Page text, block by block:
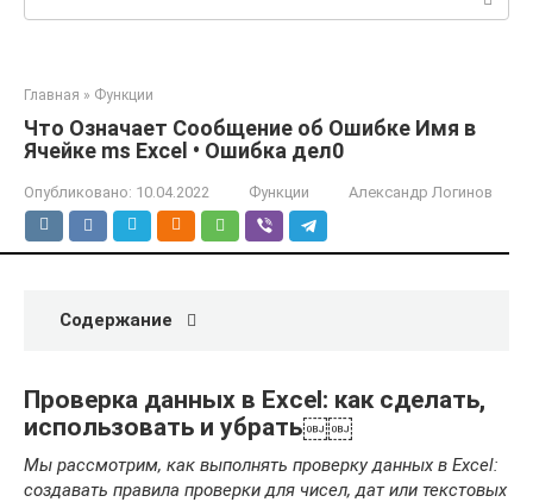
Главная » Функции
Что Означает Сообщение об Ошибке Имя в
Ячейке ms Excel • Ошибка дел0
Опубликовано: 10.04.2022 Функции Александр Логинов
Содержание
Проверка данных в Excel: как сделать,
использовать и убрать￼￼
Мы рассмотрим, как выполнять проверку данных в Excel:
создавать правила проверки для чисел, дат или текстовых